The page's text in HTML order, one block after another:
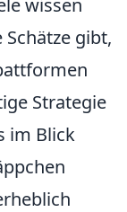
wissen
gibt,
Strategie
im Blick